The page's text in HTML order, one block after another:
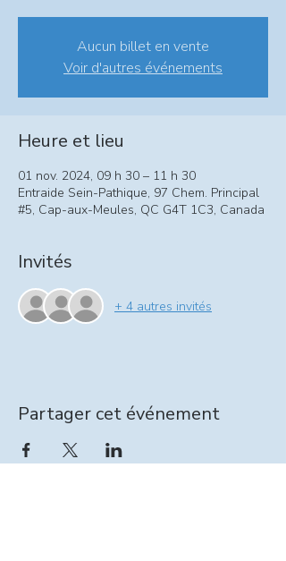
Aucun billet en vente
Voir d'autres événements
Heure et lieu
01 nov. 2024, 09 h 30 – 11 h 30
Entraide Sein-Pathique, 97 Chem. Principal
#5, Cap-aux-Meules, QC G4T 1C3, Canada
Invités
+ 4 autres invités
Partager cet événement